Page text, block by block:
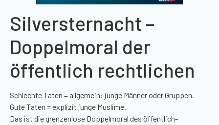
Silversternacht –
Doppelmoral der
öffentlich rechtlichen
Schlechte Taten = allgemein: junge Männer oder Gruppen.
Gute Taten = explizit junge Muslime.
Das ist die grenzenlose Doppelmoral des öffentlich-